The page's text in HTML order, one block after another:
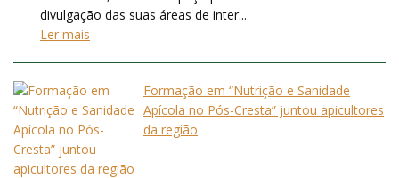
divulgação das suas áreas de inter...
Ler mais
Formação em “Nutrição e Sanidade
Apícola no Pós-Cresta” juntou apicultores
da região